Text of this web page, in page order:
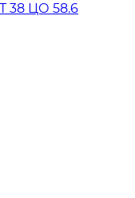
38 ЦО 58.6